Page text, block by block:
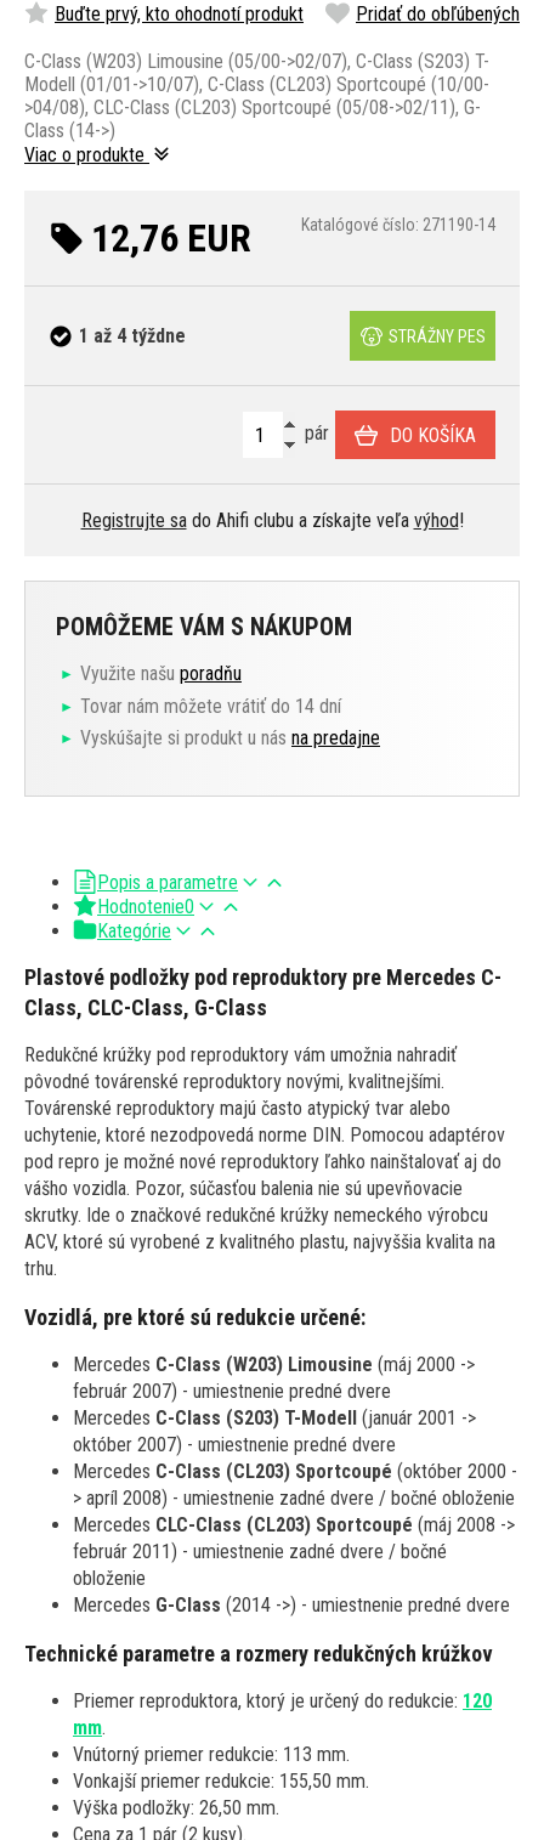
Buďte prvý, kto ohodnotí produkt Pridať do obľúbených
C-Class (W203) Limousine (05/00->02/07), C-Class (S203) T-
Modell (01/01->10/07), C-Class (CL203) Sportcoupé (10/00-
>04/08), CLC-Class (CL203) Sportcoupé (05/08->02/11), G-
Class (14->)
Viac o produkte
12,76 EUR Katalógové číslo: 271190-14
1 až 4 týždne STRÁŽNY PES
pár DO KOŠÍKA
Registrujte sado Ahifi clubu a získajte veľa výhod!
POMÔŽEME VÁM S NÁKUPOM
Využite našu poradňu
Tovar nám môžete vrátiť do 14 dní
Vyskúšajte si produkt u nás na predajne
Popis a parametre
Hodnotenie0
Kategórie
Plastové podložky pod reproduktory pre Mercedes C-
Class, CLC-Class, G-Class
Redukčné krúžky pod reproduktory vám umožnia nahradiť
pôvodné továrenské reproduktory novými, kvalitnejšími.
Továrenské reproduktory majú často atypický tvar alebo
uchytenie, ktoré nezodpovedá norme DIN. Pomocou adaptérov
pod repro je možné nové reproduktory ľahko nainštalovať aj do
vášho vozidla. Pozor, súčasťou balenia nie sú upevňovacie
skrutky. Ide o značkové redukčné krúžky nemeckého výrobcu
ACV, ktoré sú vyrobené z kvalitného plastu, najvyššia kvalita na
trhu.
Vozidlá, pre ktoré sú redukcie určené:
Mercedes C-Class (W203) Limousine (máj 2000 ->
február 2007) - umiestnenie predné dvere
Mercedes C-Class (S203) T-Modell (január 2001 ->
október 2007) - umiestnenie predné dvere
Mercedes C-Class (CL203) Sportcoupé (október 2000 -
> apríl 2008) - umiestnenie zadné dvere / bočné obloženie
Mercedes CLC-Class (CL203) Sportcoupé (máj 2008 ->
február 2011) - umiestnenie zadné dvere / bočné
obloženie
Mercedes G-Class (2014 ->) - umiestnenie predné dvere
Technické parametre a rozmery redukčných krúžkov
Priemer reproduktora, ktorý je určený do redukcie: 120
mm.
Vnútorný priemer redukcie: 113 mm.
Vonkajší priemer redukcie: 155,50 mm.
Výška podložky: 26,50 mm.
Cena za 1 pár (2 kusy).